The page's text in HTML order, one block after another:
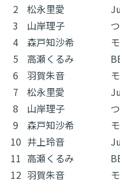
2
松永里愛
3
山岸理子
4
森戸知沙希
5
高瀬くるみ
6
羽賀朱音
7
松永里愛
8
山岸理子
9
森戸知沙希
10 井上玲音
11 高瀬くるみ
12 羽賀朱音